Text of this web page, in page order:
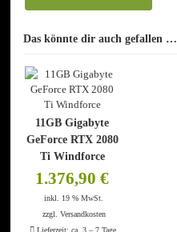
Das könnte dir auch gefallen …
11GB Gigabyte
GeForce RTX 2080
Ti Windforce
1.376,90€
inkl. 19 % MwSt.
zzgl. Versandkosten